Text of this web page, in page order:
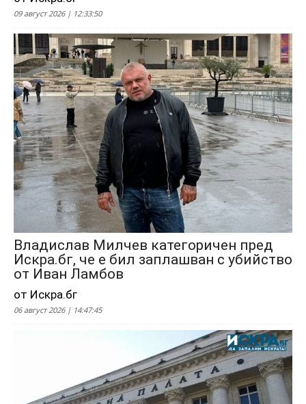
09 август 2026 | 12:33:50
Владислав Милчев категоричен пред
Искра.бг, че е бил заплашван с убийство
от Иван Ламбов
от Искра.бг
06 август 2026 | 14:47:45